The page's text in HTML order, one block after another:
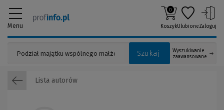
Menu
Szukaj
Wyszukiwanie
zaawansowane
0
KoszykUlubioneZaloguj
Lista autorów